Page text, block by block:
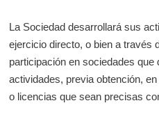
La Sociedad desarrollará sus
ejercicio directo, o bien a través
participación en sociedades que
actividades, previa obtención,
o licencias que sean precisas